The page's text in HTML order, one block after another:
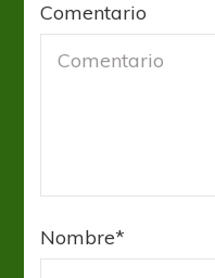
Comentario
Nombre*